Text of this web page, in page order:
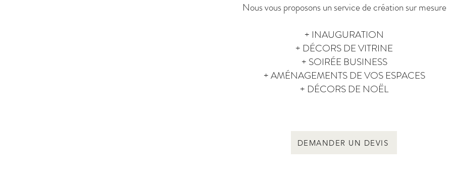
Nous vous proposons un service de création sur mesure
+ INAUGURATION
+ DÉCORS DE VITRINE
+ SOIRÉE BUSINESS
+ AMÉNAGEMENTS DE VOS ESPACES
+ DÉCORS DE NOËL​
DEMANDER UN DEVIS